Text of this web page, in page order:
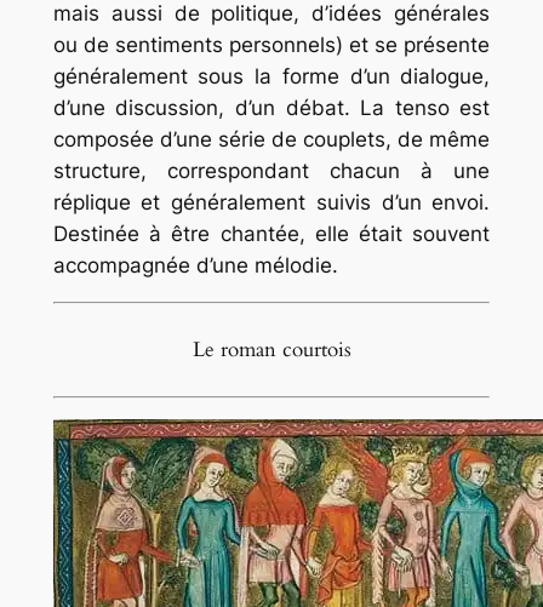
mais aussi de politique, d’idées générales
ou de sentiments personnels) et se présente
généralement sous la forme d’un dialogue,
d’une discussion, d’un débat. La tenso est
composée d’une série de couplets, de même
structure, correspondant chacun à une
réplique et généralement suivis d’un envoi.
Destinée à être chantée, elle était souvent
accompagnée d’une mélodie.
Le roman courtois